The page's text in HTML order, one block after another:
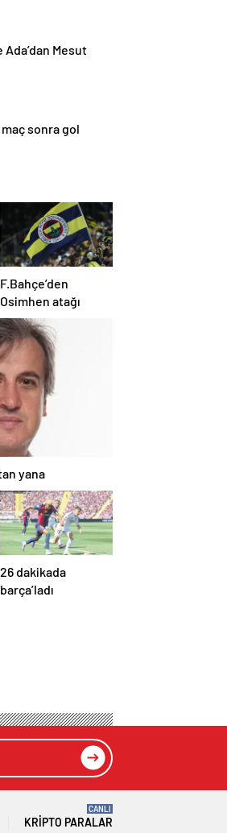
Ada’dan Mesut
sonra gol
F.Bahçe’den
Osimhen atağı
yana
26 dakikada
barça’ladı
KRIPTO PARALAR
CANLI